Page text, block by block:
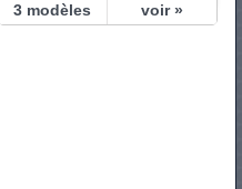
3 modèles voir »